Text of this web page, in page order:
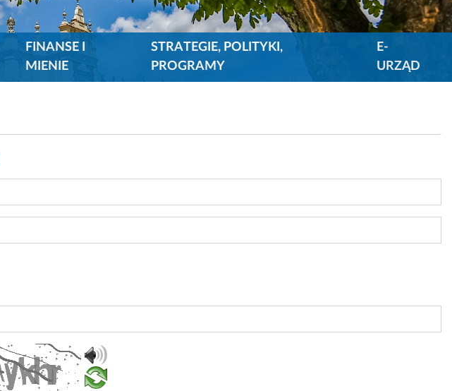
FINANSE I
MIENIE
STRATEGIE, POLITYKI,
PROGRAMY
E-
URZĄD